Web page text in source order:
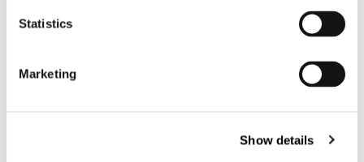
Statistics
Marketing
Show details